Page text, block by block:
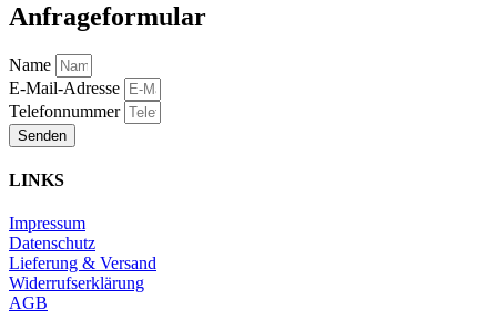
Anfrageformular
Name
E-Mail-Adresse
Telefonnummer
Senden
LINKS
Impressum
Datenschutz
Lieferung & Versand
Widerrufserklärung
AGB